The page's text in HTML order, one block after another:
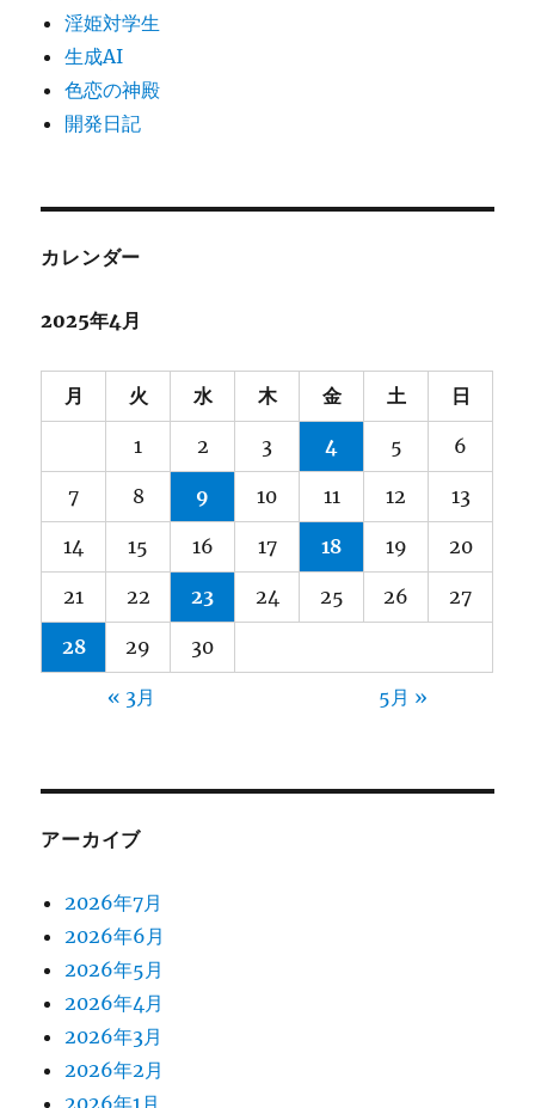
淫姫対学生
生成AI
色恋の神殿
開発日記
カレンダー
2025年4月
月 火 水 木 金 土 日
1 2 3 4 5 6
7 8 9 10 11 12 13
14 15 16 17 18 19 20
21 22 23 24 25 26 27
28 29 30
« 3月 5月 »
アーカイブ
2026年7月
2026年6月
2026年5月
2026年4月
2026年3月
2026年2月
2026年1月